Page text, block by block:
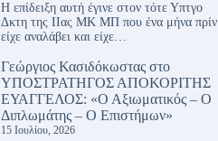
Η επίδειξη αυτή έγινε στον τότε Υπτγο
Δκτη της ΙΙας ΜΚ ΜΠ που ένα μήνα πρίν
είχε αναλάβει και είχε…
Γεώργιος Κασιδόκωστας στο
ΥΠΟΣΤΡΑΤΗΓΟΣ ΑΠΟΚΟΡΙΤΗΣ
ΕΥΑΓΓΕΛΟΣ: «Ο Αξιωματικός – Ο
Διπλωμάτης – Ο Επιστήμων»
15 Ιουλίου, 2026